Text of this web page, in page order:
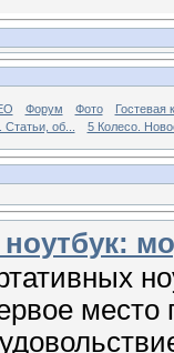
Форум Фото
Гостевая
об...
5 Колесо.